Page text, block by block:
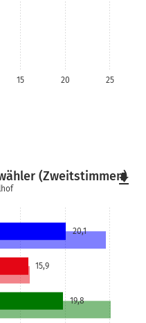
15 20 25
20,1
15,9
19,8
(Zweitstimmen)
file_download